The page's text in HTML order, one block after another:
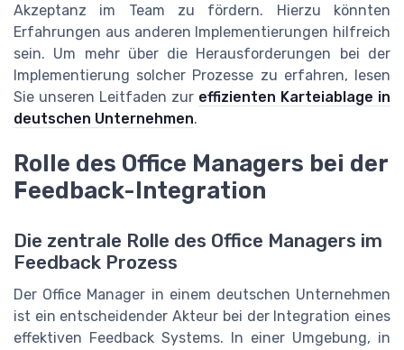
Akzeptanz im Team zu fördern. Hierzu könnten
Erfahrungen aus anderen Implementierungen hilfreich
sein. Um mehr über die Herausforderungen bei der
Implementierung solcher Prozesse zu erfahren, lesen
Sie unseren Leitfaden zur effizienten Karteiablage in
deutschen Unternehmen.
Rolle des Office Managers bei der
Feedback-Integration
Die zentrale Rolle des Office Managers im
Feedback Prozess
Der Office Manager in einem deutschen Unternehmen
ist ein entscheidender Akteur bei der Integration eines
effektiven Feedback Systems. In einer Umgebung, in